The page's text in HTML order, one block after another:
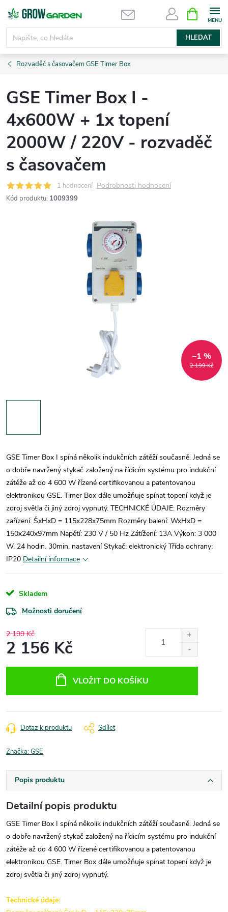
Přejít
obsah
HLEDAT
NÁKUPNÍ
KOŠÍK
Rozvaděč s časovačem GSE Timer Box
GSE Timer Box I -
4x600W + 1x topení
2000W / 220V - rozvaděč
s časovačem
1 hodnocení Podrobnosti hodnocení
Kód produktu: 1009399
2 199 Kč
–1 %
GSE Timer Box I spíná několik indukčních zátěží současně. Jedná se
o dobře navržený stykač založený na řídicím systému pro indukční
zátěže až do 4 600 W řízené certifikovanou a patentovanou
elektronikou GSE. Timer Box dále umožňuje spínat topení když je
zdroj světla či jiný zdroj vypnutý. TECHNICKÉ ÚDAJE: Rozměry
zařízení: ŠxHxD = 115x228x75mm Rozměry balení: WxHxD =
150x240x97mm Napětí: 230 V / 50 Hz Zátížení: 13A Výkon: 3 000
W. 24 hodin. 30min. nastavení Stykač: elektronický Třída ochrany:
IP20 Detailní informace
Skladem
Možnosti doručení
2 199 Kč
2 156 Kč
VLOŽIT DO KOŠÍKU
Dotaz k produktu Sdílet
Značka:GSE
Popis produktu
Detailní popis produktu
GSE Timer Box I spíná několik indukčních zátěží současně. Jedná se
o dobře navržený stykač založený na řídicím systému pro indukční
zátěže až do 4 600 W řízené certifikovanou a patentovanou
elektronikou GSE. Timer Box dále umožňuje spínat topení když je
zdroj světla či jiný zdroj vypnutý.
Technické údaje: